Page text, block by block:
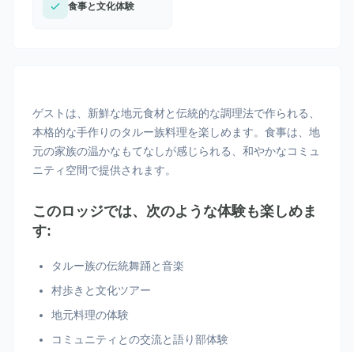
食事と文化体験
ゲストは、新鮮な地元食材と伝統的な調理法で作られる、
本格的な手作りのタルー族料理を楽しめます。食事は、地
元の家族の温かなもてなしが感じられる、和やかなコミュ
ニティ空間で提供されます。
このロッジでは、次のような体験も楽しめま
す:
タルー族の伝統舞踊と音楽
村歩きと文化ツアー
地元料理の体験
コミュニティとの交流と語り部体験